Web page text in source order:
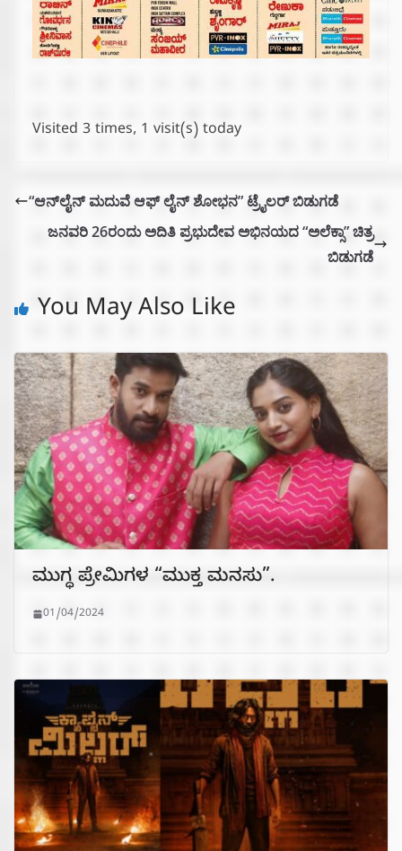
Visited 3 times, 1 visit(s) today
“ಆನ್‌ಲೈನ್ ಮದುವೆ ಆಫ್ ಲೈನ್ ಶೋಭನ” ಟ್ರೈಲರ್ ಬಿಡುಗಡೆ
ಜನವರಿ 26ರಂದು ಅದಿತಿ ಪ್ರಭುದೇವ ಅಭಿನಯದ “ಅಲೆಕ್ಸಾ” ಚಿತ್ರ
ಬಿಡುಗಡೆ
You May Also Like
ಮುಗ್ಧ ಪ್ರೇಮಿಗಳ “ಮುಕ್ತ ಮನಸು”.
01/04/2024